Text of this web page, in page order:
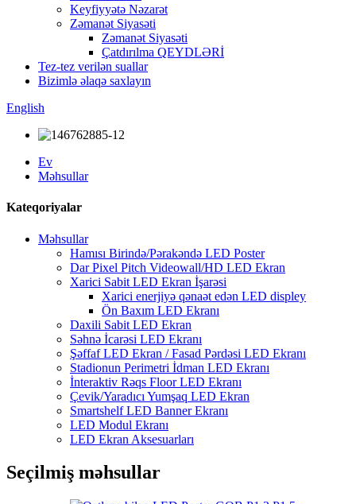
Keyfiyyətə Nəzarət
Zəmanət Siyasəti
Zəmanət Siyasəti
Çatdırılma QEYDLƏRİ
Tez-tez verilən suallar
Bizimlə əlaqə saxlayın
English
Ev
Məhsullar
Kateqoriyalar
Məhsullar
Hamısı Birində/Pərakəndə LED Poster
Dar Pixel Pitch Videowall/HD LED Ekran
Xarici Sabit LED Ekran İşarəsi
Xarici enerjiyə qənaət edən LED displey
Ön Baxım LED Ekranı
Daxili Sabit LED Ekran
Səhnə İcarəsi LED Ekranı
Şəffaf LED Ekran / Fasad Pərdəsi LED Ekranı
Stadionun Perimetri İdman LED Ekranı
İnteraktiv Rəqs Floor LED Ekranı
Çevik/Yaradıcı Yumşaq LED Ekran
Smartshelf LED Banner Ekranı
LED Modul Ekranı
LED Ekran Aksesuarları
Seçilmiş məhsullar